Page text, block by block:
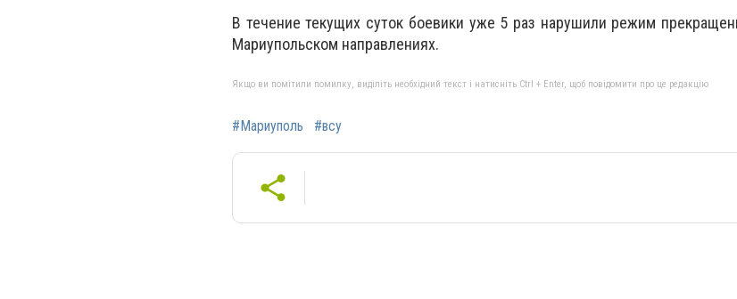
В течение текущих суток боевики уже 5 раз нарушили режим
Мариупольском направлениях.
Якщо ви помітили помилку, виділіть необхідний текст і натисніть Ctrl + Enter, щоб повідомити про це редакцію
#Мариуполь #всу